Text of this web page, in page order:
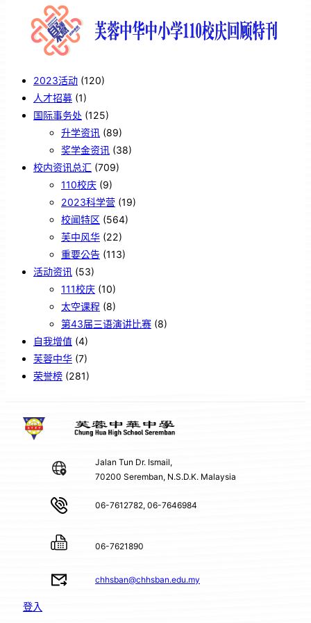
2023活动 (120)
人才招募 (1)
国际事务处 (125)
升学资讯 (89)
奖学金资讯 (38)
校内资讯总汇 (709)
110校庆 (9)
2023科学营 (19)
校闻特区 (564)
芙中风华 (22)
重要公告 (113)
活动资讯 (53)
111校庆 (10)
太空课程 (8)
第43届三语演讲比赛 (8)
自我增值 (4)
芙蓉中华 (7)
荣誉榜 (281)
Jalan Tun Dr. Ismail,
70200 Seremban, N.S.D.K. Malaysia
06-7612782, 06-7646984
06-7621890
chhsban@chhsban.edu.my
登入